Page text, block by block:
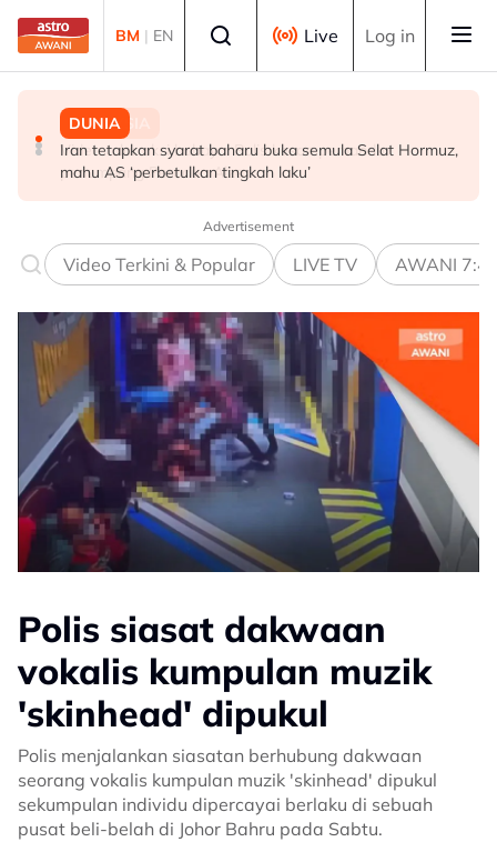
Skip to main content
BM | EN Live Log in
DUNIA
Iran tetapkan syarat baharu buka semula Selat Hormuz,
mahu AS ‘perbetulkan tingkah laku’
DUNIA
Bapa Lionel Messi meninggal dunia pada usia 68 tahun
MALAYSIA
Video tular aksi bahaya: Polis kesan pemandu,
penumpang Perodua Alza
Advertisement
Video Terkini & Popular LIVE TV AWANI
Polis siasat dakwaan
vokalis kumpulan muzik
'skinhead' dipukul
Polis menjalankan siasatan berhubung dakwaan
seorang vokalis kumpulan muzik 'skinhead' dipukul
sekumpulan individu dipercayai berlaku di sebuah
pusat beli-belah di Johor Bahru pada Sabtu.